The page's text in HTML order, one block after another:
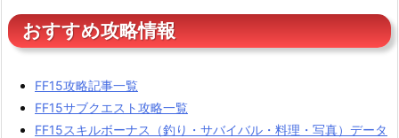
おすすめ攻略情報
FF15攻略記事一覧
FF15サブクエスト攻略一覧
FF15スキルボーナス（釣り・サバイバル・料理・写真）データ